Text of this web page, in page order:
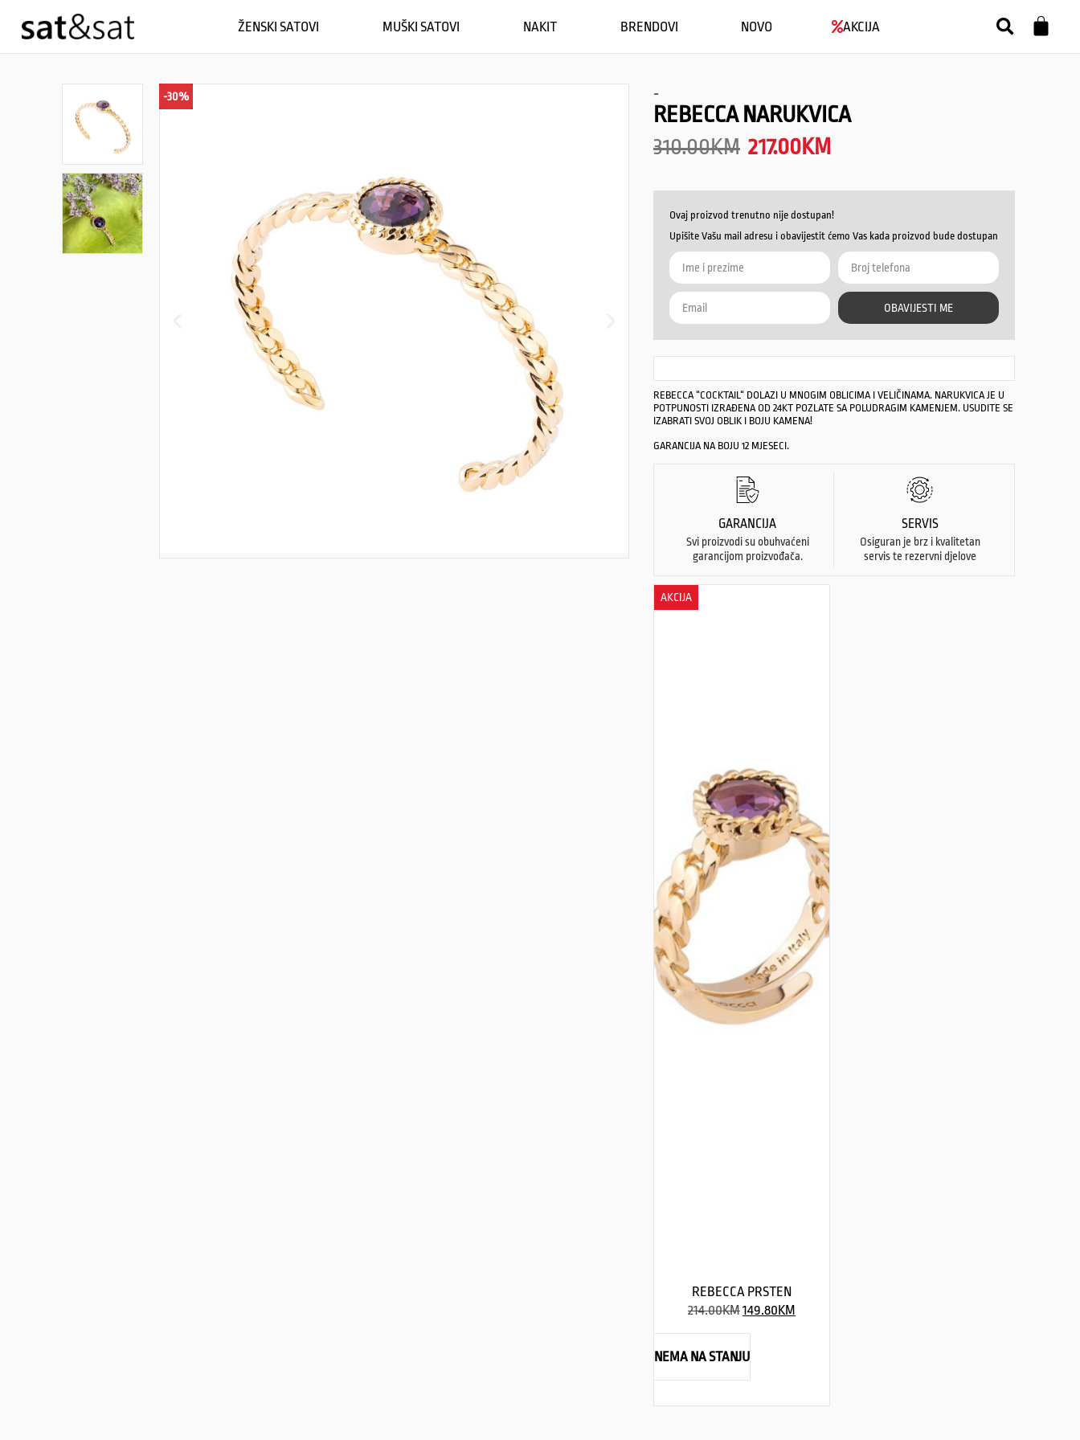
ŽENSKI SATOVI MUŠKI SATOVI NAKIT BRENDOVI NOVO AKCIJA
-30% -
REBECCA NARUKVICA
310.00KM 217.00KM
Ovaj proizvod trenutno nije dostupan!
Upišite Vašu mail adresu i obavijestit ćemo Vas kada proizvod bude dostupan
OBAVIJESTI ME
REBECCA “COCKTAIL“ DOLAZI U MNOGIM OBLICIMA I VELIČINAMA. NARUKVICA JE U
POTPUNOSTI IZRAĐENA OD 24KT POZLATE SA POLUDRAGIM KAMENJEM. USUDITE SE
IZABRATI SVOJ OBLIK I BOJU KAMENA!
GARANCIJA NA BOJU 12 MJESECI.
GARANCIJA
Svi proizvodi su obuhvaćeni
garancijom proizvođača.
SERVIS
Osiguran je brz i kvalitetan
servis te rezervni djelove
AKCIJA
REBECCA PRSTEN
214.00KM149.80 KM
NEMA NA STANJU